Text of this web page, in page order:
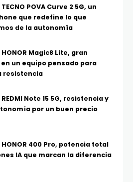
POVA Curve 2 5G, un
que redefine lo que
de la autonomía
Magic8 Lite, gran
un equipo pensado para
resistencia
Note 15 5G, resistencia y
por un buen precio
HONOR 400 Pro, potencia total
IA que marcan la diferencia